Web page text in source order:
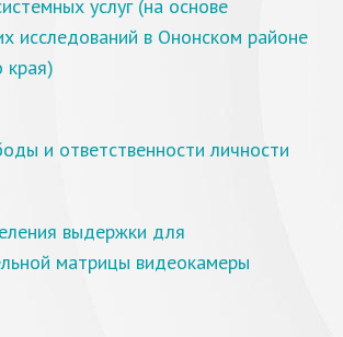
услуг (на основе
исследований в Ононском районе
края)
и ответственности личности
выдержки для
матрицы видеокамеры